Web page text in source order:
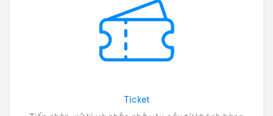
Ticket